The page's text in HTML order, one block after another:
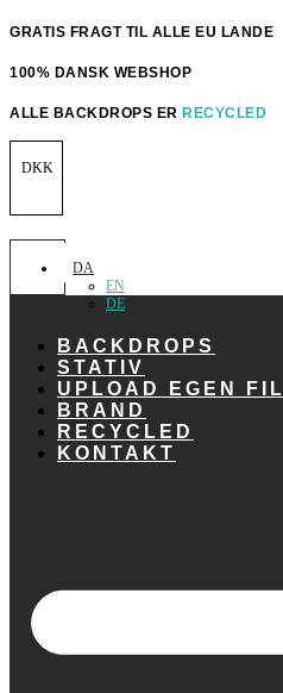
til
GRATIS FRAGT TIL ALLE EU LANDE
100% DANSK WEBSHOP
ALLE BACKDROPS ER RECYCLED
DKK
DA
EN
DE
BACKDROPS
STATIV
UPLOAD EGEN FIL
BRAND
RECYCLED
KONTAKT